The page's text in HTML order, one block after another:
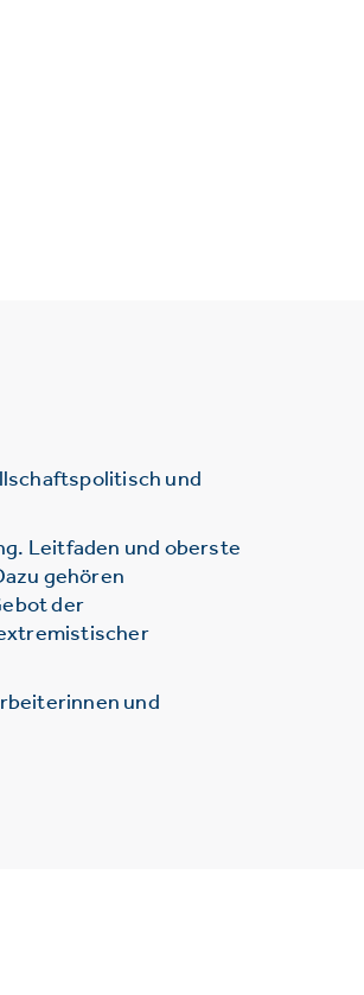
und
Leitfaden und oberste
gehören
der
und